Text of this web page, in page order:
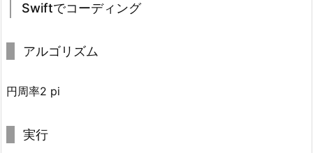
Swiftでコーディング
アルゴリズム
円周率2 pi
実行